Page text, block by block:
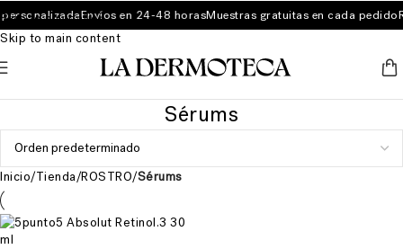
Skip to navigation
Skip to main content
Envíos en 24-48 horasMuestras gratuitas en cada pedido
Sérums
Inicio/Tienda/ROSTRO/Sérums